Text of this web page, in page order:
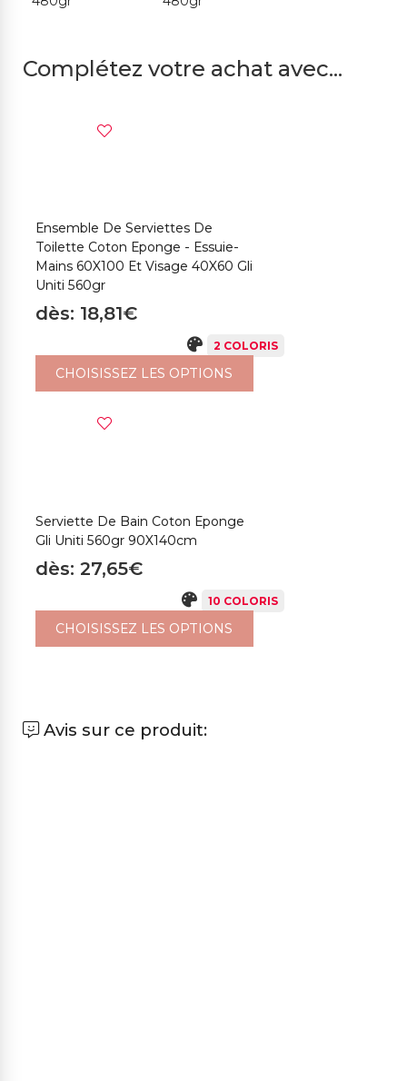
Complétez votre achat avec...
Ensemble De Serviettes De
Toilette Coton Eponge - Essuie-
Mains 60X100 Et Visage 40X60 Gli
Uniti 560gr
dès: 18,81€
2 COLORIS
CHOISISSEZ LES OPTIONS
Serviette De Bain Coton Eponge
Gli Uniti 560gr 90X140cm
dès: 27,65€
10 COLORIS
CHOISISSEZ LES OPTIONS
Avis sur ce produit: